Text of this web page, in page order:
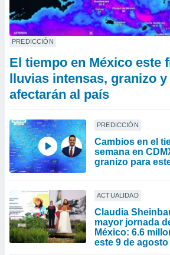
PREDICCIÓN
El tiempo en México este
lluvias intensas, granizo
afectarán al país
PREDICCIÓN
Cambios en el
semana en
granizo para
ACTUALIDAD
Claudia
mayor jornada
México: 6.6
este 9 de agosto